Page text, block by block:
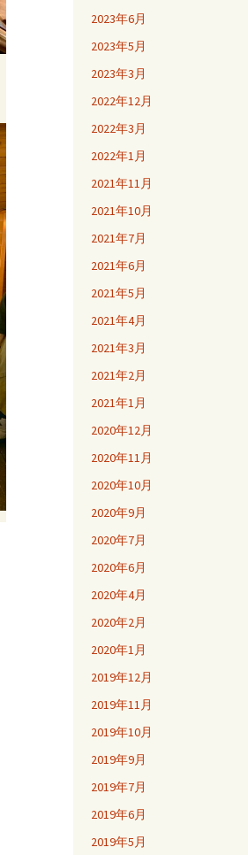
2023年6月
2023年5月
2023年3月
2022年12月
2022年3月
2022年1月
2021年11月
2021年10月
2021年7月
2021年6月
2021年5月
2021年4月
2021年3月
2021年2月
2021年1月
2020年12月
2020年11月
2020年10月
2020年9月
2020年7月
2020年6月
2020年4月
2020年2月
2020年1月
2019年12月
2019年11月
2019年10月
2019年9月
2019年7月
2019年6月
2019年5月